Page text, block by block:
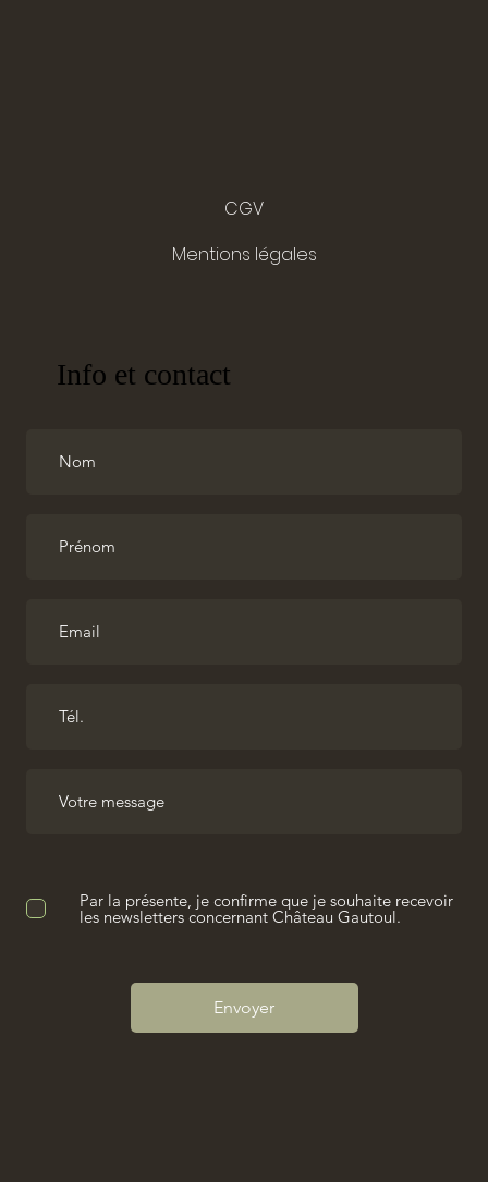
Info et contact
Envoyer
Par la présente, je confirme que je souhaite recevoir
les newsletters concernant Château Gautoul.
CGV
Mentions légales